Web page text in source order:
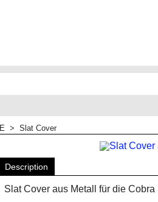
> Slat Cover
Description
Slat Cover aus Metall für die Cobra